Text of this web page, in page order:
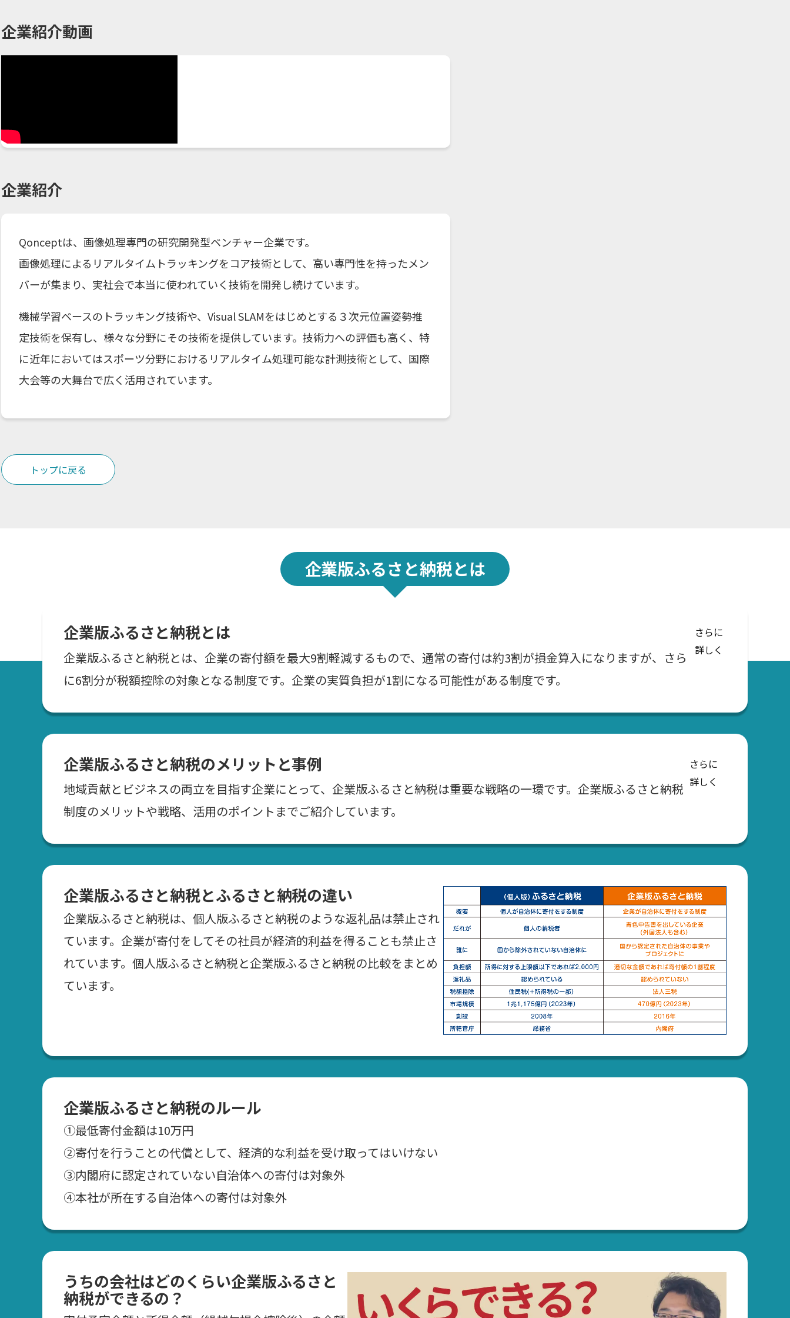
企業紹介動画
企業紹介
Qonceptは、画像処理専門の研究開発型ベンチャー企業です。
画像処理によるリアルタイムトラッキングをコア技術として、高い専門性を持ったメン
バーが集まり、実社会で本当に使われていく技術を開発し続けています。
機械学習ベースのトラッキング技術や、Visual SLAMをはじめとする３次元位置姿勢推
定技術を保有し、様々な分野にその技術を提供しています。技術力への評価も高く、特
に近年においてはスポーツ分野におけるリアルタイム処理可能な計測技術として、国際
大会等の大舞台で広く活用されています。
トップに戻る
企業版ふるさと納税とは
企業版ふるさと納税とは
企業版ふるさと納税とは、企業の寄付額を最大9割軽減するもので、通常の寄付は約3割が損金算入になりますが、さら
に6割分が税額控除の対象となる制度です。企業の実質負担が1割になる可能性がある制度です。
さらに
詳しく
企業版ふるさと納税のメリットと事例
地域貢献とビジネスの両立を目指す企業にとって、企業版ふるさと納税は重要な戦略の一環です。企業版ふるさと納税
制度のメリットや戦略、活用のポイントまでご紹介しています。
さらに
詳しく
企業版ふるさと納税とふるさと納税の違い
企業版ふるさと納税は、個人版ふるさと納税のような返礼品は禁止され
ています。企業が寄付をしてその社員が経済的利益を得ることも禁止さ
れています。個人版ふるさと納税と企業版ふるさと納税の比較をまとめ
ています。
企業版ふるさと納税のルール
①最低寄付金額は10万円
②寄付を行うことの代償として、経済的な利益を受け取ってはいけない
➂内閣府に認定されていない自治体への寄付は対象外
④本社が所在する自治体への寄付は対象外
うちの会社はどのくらい企業版ふるさと
納税ができるの？